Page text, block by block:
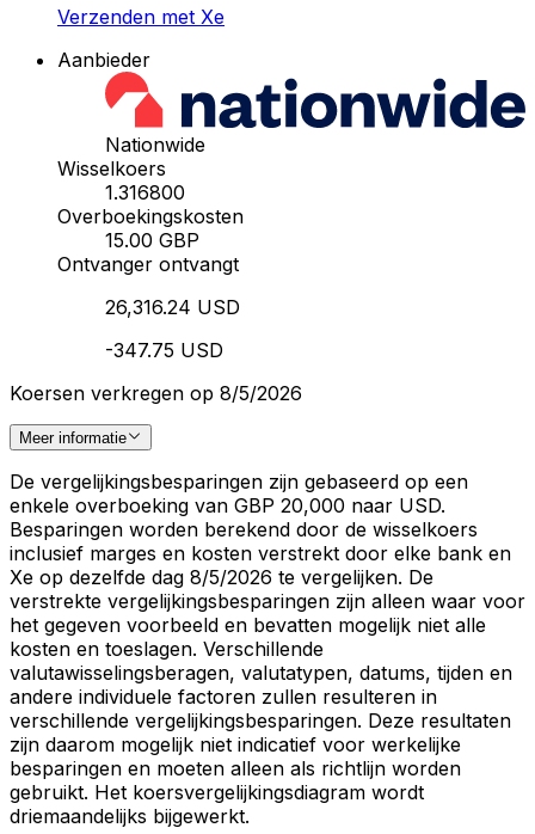
Verzenden met Xe
Aanbieder
Nationwide
Wisselkoers
1.316800
Overboekingskosten
15.00 GBP
Ontvanger ontvangt
26,316.24 USD
-347.75 USD
Koersen verkregen op 8/5/2026
Meer informatie
De vergelijkingsbesparingen zijn gebaseerd op een
enkele overboeking van GBP 20,000 naar USD.
Besparingen worden berekend door de wisselkoers
inclusief marges en kosten verstrekt door elke bank en
Xe op dezelfde dag 8/5/2026 te vergelijken. De
verstrekte vergelijkingsbesparingen zijn alleen waar voor
het gegeven voorbeeld en bevatten mogelijk niet alle
kosten en toeslagen. Verschillende
valutawisselingsberagen, valutatypen, datums, tijden en
andere individuele factoren zullen resulteren in
verschillende vergelijkingsbesparingen. Deze resultaten
zijn daarom mogelijk niet indicatief voor werkelijke
besparingen en moeten alleen als richtlijn worden
gebruikt. Het koersvergelijkingsdiagram wordt
driemaandelijks bijgewerkt.